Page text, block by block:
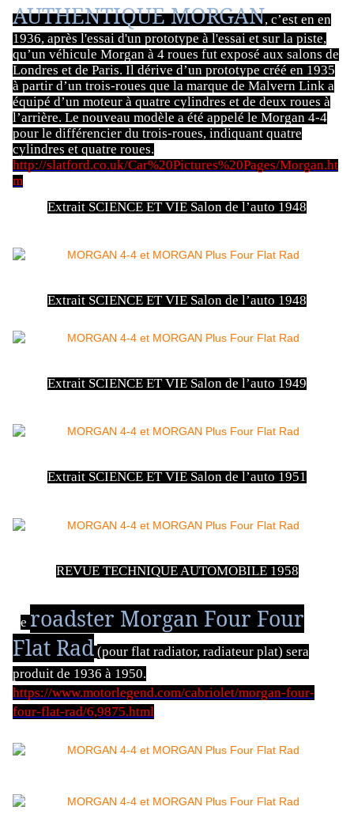
AUTHENTIQUE MORGAN, c’est en en
1936, après l'essai d'un prototype à l'essai et sur la piste,
qu’un véhicule Morgan à 4 roues fut exposé aux salons de
Londres et de Paris. Il dérive d’un prototype créé en 1935
à partir d’un trois-roues que la marque de Malvern Link a
équipé d’un moteur à quatre cylindres et de deux roues à
l’arrière. Le nouveau modèle a été appelé le Morgan 4-4
pour le différencier du trois-roues, indiquant quatre
cylindres et quatre roues.
http://slatford.co.uk/Car%20Pictures%20Pages/Morgan.ht
m
Extrait SCIENCE ET VIE Salon de l’auto 1948
Extrait SCIENCE ET VIE Salon de l’auto 1948
Extrait SCIENCE ET VIE Salon de l’auto 1949
Extrait SCIENCE ET VIE Salon de l’auto 1951
REVUE TECHNIQUE AUTOMOBILE 1958
e roadster Morgan Four Four
Flat Rad (pour flat radiator, radiateur plat) sera
produit de 1936 à 1950.
https://www.motorlegend.com/cabriolet/morgan-four-
four-flat-rad/6,9875.html